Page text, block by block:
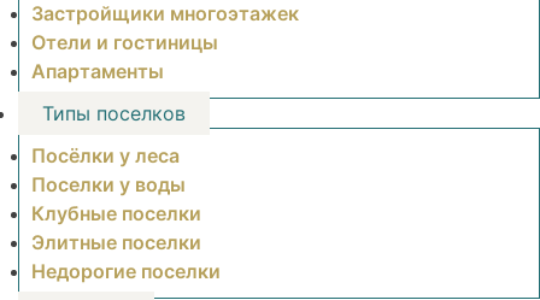
Застройщики многоэтажек
Отели и гостиницы
Апартаменты
Типы поселков
Посёлки у леса
Поселки у воды
Клубные поселки
Элитные поселки
Недорогие поселки